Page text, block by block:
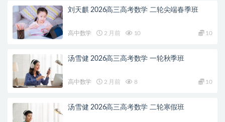
刘天麒 2026高三高考数学 二轮尖端春季班
高中数学 2 月前 10 10
汤雪健 2026高三高考数学 一轮秋季班
高中数学 2 月前 8 10
汤雪健 2026高三高考数学 二轮寒假班